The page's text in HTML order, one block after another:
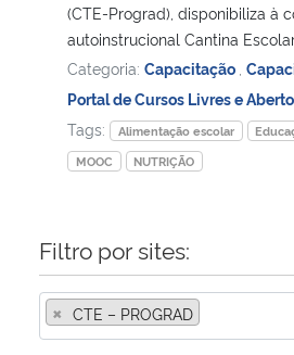
Ministério do Meio Ambiente
Ministério do Turismo
Ministério do Desenvolvimento Regional
Ministério da Mulher, da Família e dos Direitos
Secretaria-Geral
(CTE-Prograd), disponibiliza à
autoinstrucional Cantina
Categoria: Capacitação
Portal de Cursos Livres e
Tags:
Alimentação escolar
MOOC
NUTRIÇÃO
Filtro por sites:
× CTE – PROGRAD